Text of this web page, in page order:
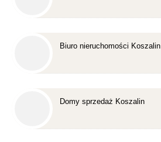
Biuro nieruchomości Koszalin
Domy sprzedaż Koszalin